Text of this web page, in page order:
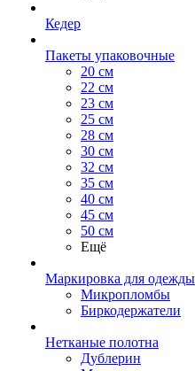
Кедер
Пакеты упаковочные
20 см
22 см
23 см
25 см
28 см
30 см
32 см
35 см
40 см
45 см
50 см
Ещё
Маркировка для одежды
Микропломбы
Биркодержатели
Нетканые полотна
Дублерин